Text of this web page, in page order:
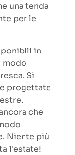
una tenda
per le
in
modo
Si
progettate
che
Niente più
l'estate!